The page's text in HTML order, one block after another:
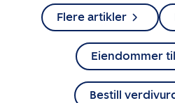
Flere artikler
Eiendommer
Bestill